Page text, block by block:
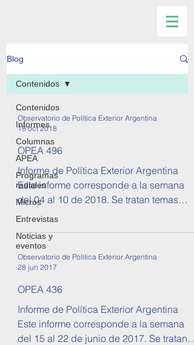
Blog
Contenidos
Informes
Columnas
APEA
Programas
radiales
Micros
Entrevistas
Noticias y
eventos
Contenidos
Observatorio de Política Exterior Argentina
18 oct 2018
OPEA 496
Informe de Política Exterior Argentina
Este informe corresponde a la semana
del 04 al 10 de 2018. Se tratan temas
sobre relaciones...
Observatorio de Política Exterior Argentina
28 jun 2017
OPEA 436
Informe de Política Exterior Argentina
Este informe corresponde a la semana
del 15 al 22 de junio de 2017. Se tratan